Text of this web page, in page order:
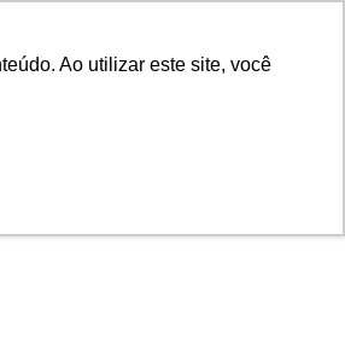
Ao utilizar este site, você